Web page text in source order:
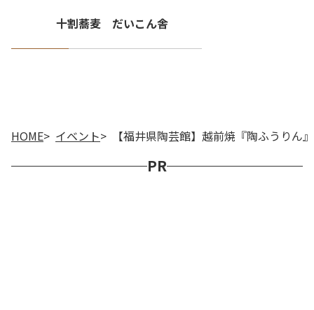
HOME イベント 【福井県陶芸館】越前焼『陶ふうり
十割蕎麦 だいこん舎
PR